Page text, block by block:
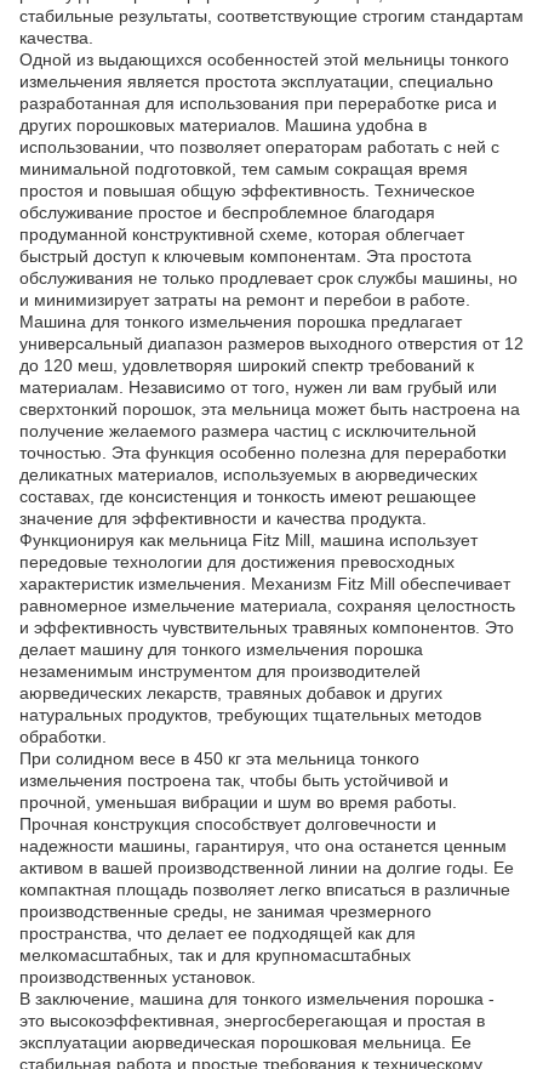
стабильные результаты, соответствующие строгим стандартам
качества.
Одной из выдающихся особенностей этой мельницы тонкого
измельчения является простота эксплуатации, специально
разработанная для использования при переработке риса и
других порошковых материалов. Машина удобна в
использовании, что позволяет операторам работать с ней с
минимальной подготовкой, тем самым сокращая время
простоя и повышая общую эффективность. Техническое
обслуживание простое и беспроблемное благодаря
продуманной конструктивной схеме, которая облегчает
быстрый доступ к ключевым компонентам. Эта простота
обслуживания не только продлевает срок службы машины, но
и минимизирует затраты на ремонт и перебои в работе.
Машина для тонкого измельчения порошка предлагает
универсальный диапазон размеров выходного отверстия от 12
до 120 меш, удовлетворяя широкий спектр требований к
материалам. Независимо от того, нужен ли вам грубый или
сверхтонкий порошок, эта мельница может быть настроена на
получение желаемого размера частиц с исключительной
точностью. Эта функция особенно полезна для переработки
деликатных материалов, используемых в аюрведических
составах, где консистенция и тонкость имеют решающее
значение для эффективности и качества продукта.
Функционируя как мельница Fitz Mill, машина использует
передовые технологии для достижения превосходных
характеристик измельчения. Механизм Fitz Mill обеспечивает
равномерное измельчение материала, сохраняя целостность
и эффективность чувствительных травяных компонентов. Это
делает машину для тонкого измельчения порошка
незаменимым инструментом для производителей
аюрведических лекарств, травяных добавок и других
натуральных продуктов, требующих тщательных методов
обработки.
При солидном весе в 450 кг эта мельница тонкого
измельчения построена так, чтобы быть устойчивой и
прочной, уменьшая вибрации и шум во время работы.
Прочная конструкция способствует долговечности и
надежности машины, гарантируя, что она останется ценным
активом в вашей производственной линии на долгие годы. Ее
компактная площадь позволяет легко вписаться в различные
производственные среды, не занимая чрезмерного
пространства, что делает ее подходящей как для
мелкомасштабных, так и для крупномасштабных
производственных установок.
В заключение, машина для тонкого измельчения порошка -
это высокоэффективная, энергосберегающая и простая в
эксплуатации аюрведическая порошковая мельница. Ее
стабильная работа и простые требования к техническому